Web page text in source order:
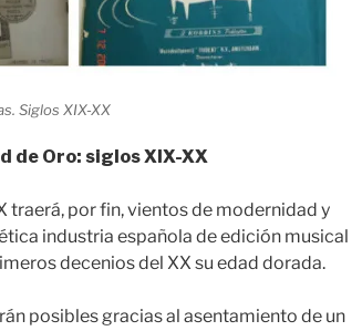
Siglos XIX-XX
de Oro: siglos XIX-XX
traerá, por fin, vientos de modernidad y
industria española de edición musical
decenios del XX su edad dorada.
posibles gracias al asentamiento de un